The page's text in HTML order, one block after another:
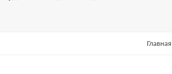
Главная